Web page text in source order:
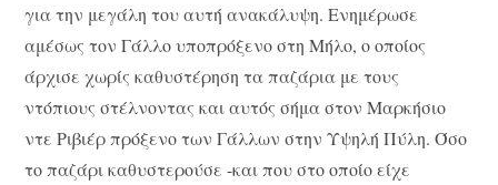
για την μεγάλη του αυτή ανακάλυψη. Ενημέρωσε
αμέσως τον Γάλλο υποπρόξενο στη Μήλο, ο οποίος
άρχισε χωρίς καθυστέρηση τα παζάρια με τους
ντόπιους στέλνοντας και αυτός σήμα στον Μαρκήσιο
ντε Ριβιέρ πρόξενο των Γάλλων στην Υψηλή Πύλη. Όσο
το παζάρι καθυστερούσε -και που στο οποίο είχε